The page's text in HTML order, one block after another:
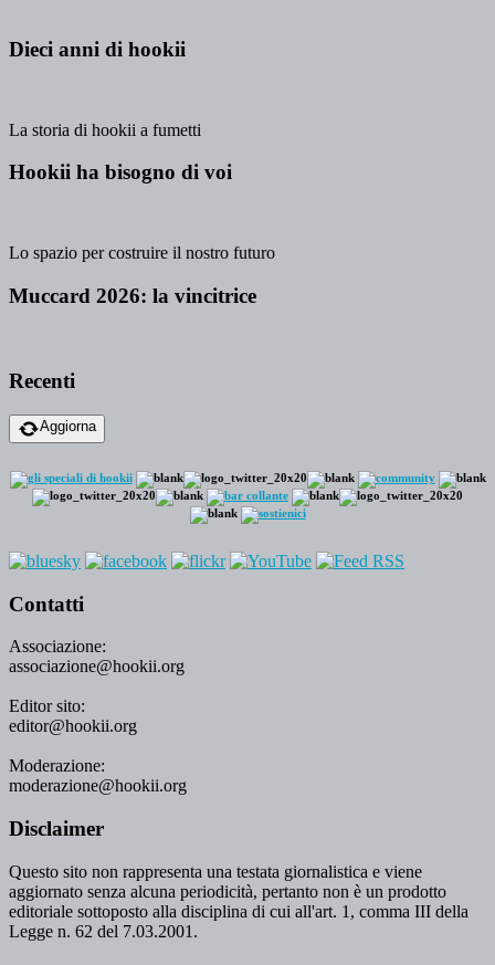
Dieci anni di hookii
La storia di hookii a fumetti
Hookii ha bisogno di voi
Lo spazio per costruire il nostro futuro
Muccard 2026: la vincitrice
Recenti
Aggiorna
Contatti
Associazione:
associazione@hookii.org
Editor sito:
editor@hookii.org
Moderazione:
moderazione@hookii.org
Disclaimer
Questo sito non rappresenta una testata giornalistica e viene
aggiornato senza alcuna periodicità, pertanto non è un prodotto
editoriale sottoposto alla disciplina di cui all'art. 1, comma III della
Legge n. 62 del 7.03.2001.